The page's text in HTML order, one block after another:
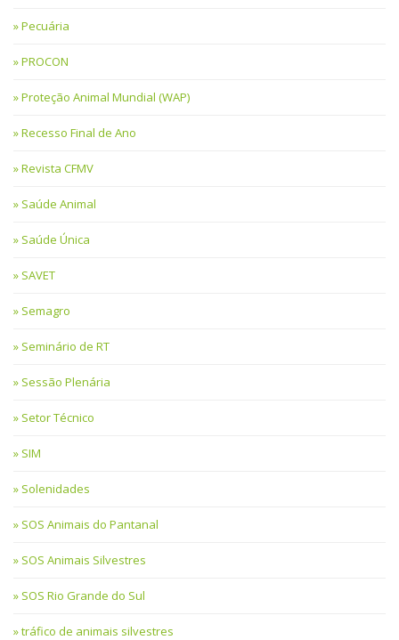
Pecuária
PROCON
Proteção Animal Mundial (WAP)
Recesso Final de Ano
Revista CFMV
Saúde Animal
Saúde Única
SAVET
Semagro
Seminário de RT
Sessão Plenária
Setor Técnico
SIM
Solenidades
SOS Animais do Pantanal
SOS Animais Silvestres
SOS Rio Grande do Sul
tráfico de animais silvestres